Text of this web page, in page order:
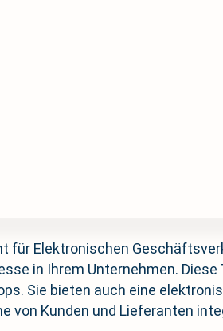
für Elektronischen
in Ihrem Unternehmen.
Sie bieten auch eine
von Kunden und Lieferanten